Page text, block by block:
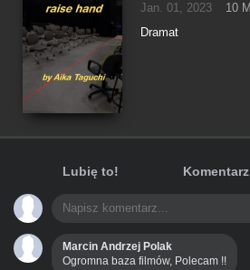
Jan. 01, 2023
10
Dramat
Lubię to! Komentarz
Marcin Andrzej Polak
Ogromna baza filmów, Polecam !!